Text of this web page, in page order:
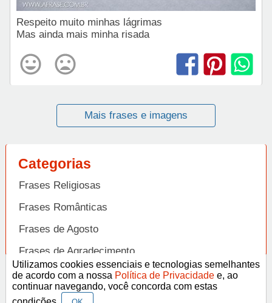
Respeito muito minhas lágrimas
Mas ainda mais minha risada
Mais frases e imagens
Categorias
Frases Religiosas
Frases Românticas
Frases de Agosto
Frases de Agradecimento
Frases de Amizade
Frases de Amor
Abrir
Utilizamos cookies essenciais e tecnologias semelhantes
de acordo com a nossa Política de Privacidade e, ao
continuar navegando, você concorda com estas